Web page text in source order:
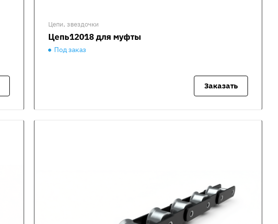
Цепи, звездочки
Цепь12018 для муфты
Под заказ
Заказать